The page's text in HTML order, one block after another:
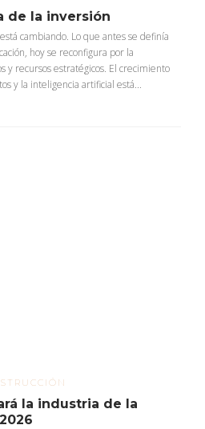
de la inversión
cambiando. Lo que antes se definía
hoy se reconfigura por la
y recursos estratégicos. El crecimiento
y la inteligencia artificial está...
la industria de la